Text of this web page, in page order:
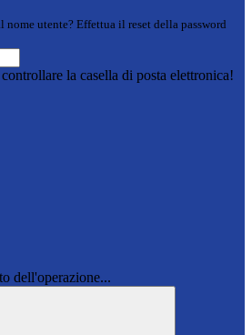
nome utente? Effettua il reset della password
la casella di posta elettronica!
dell'operazione...